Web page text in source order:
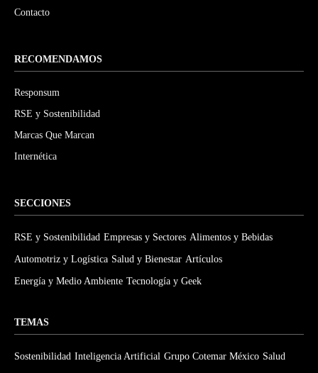
Contacto
RECOMENDAMOS
Responsum
RSE y Sostenibilidad
Marcas Que Marcan
Internética
SECCIONES
RSE y Sostenibilidad Empresas y Sectores Alimentos y Bebidas
Automotriz y Logística Salud y Bienestar Artículos
Energía y Medio Ambiente Tecnología y Geek
TEMAS
Sostenibilidad Inteligencia Artificial Grupo Cotemar México Salud